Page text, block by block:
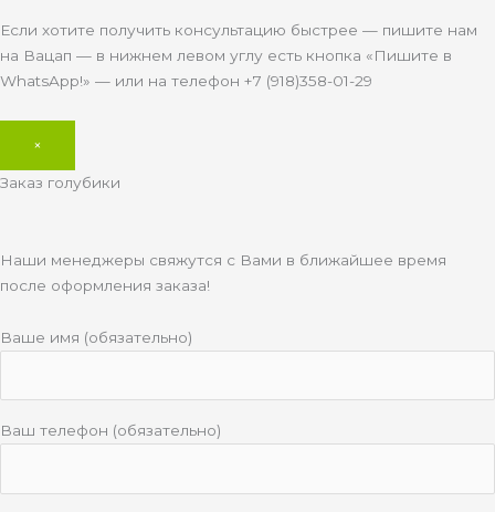
Если хотите получить консультацию быстрее — пишите нам
на Вацап — в нижнем левом углу есть кнопка «Пишите в
WhatsApp!» — или на телефон +7 (918)358-01-29
×
Заказ голубики
Наши менеджеры свяжутся с Вами в ближайшее время
после оформления заказа!
Ваше имя (обязательно)
Ваш телефон (обязательно)